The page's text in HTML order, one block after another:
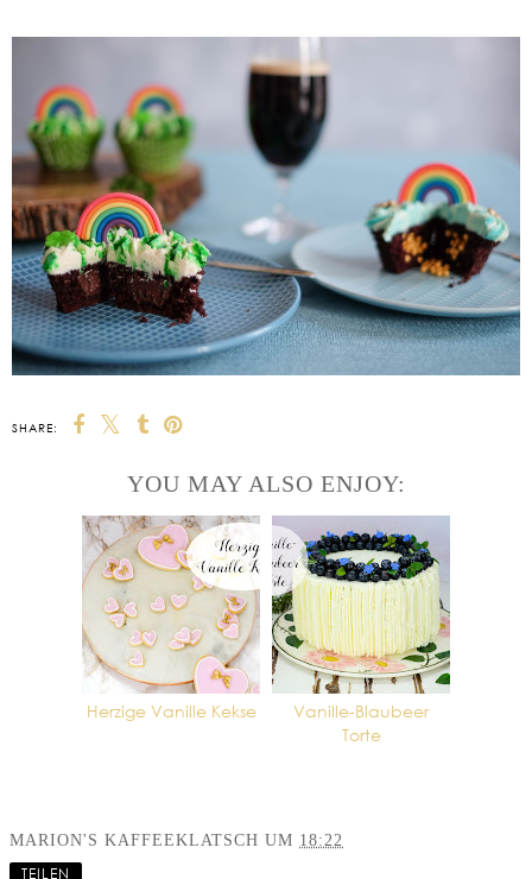
SHARE:
YOU MAY ALSO ENJOY:
Herzige Vanille Kekse
Vanille-Blaubeer
Torte
MARION'S KAFFEEKLATSCH UM 18:22
TEILEN